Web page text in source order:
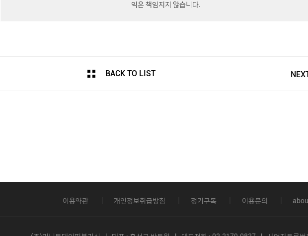
익은 책임지지 않습니다.
BACK TO LIST
이용약관 개인정보취급방침 정기구독 이용문의